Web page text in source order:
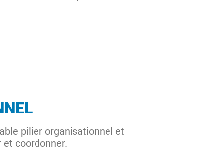
pilier organisationnel et
coordonner.